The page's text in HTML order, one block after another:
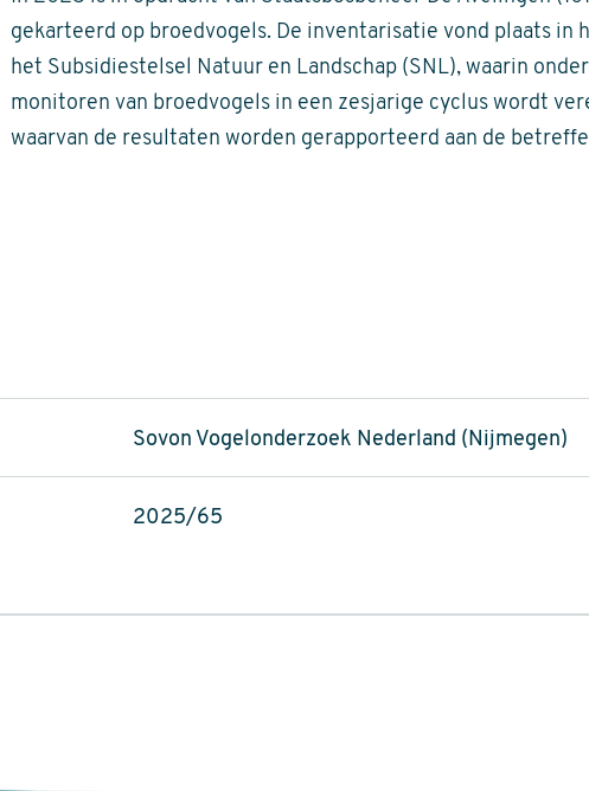
gekarteerd op broedvogels. De inventarisatie vond plaats in
het Subsidiestelsel Natuur en Landschap (SNL), waarin
monitoren van broedvogels in een zesjarige cyclus wordt
waarvan de resultaten worden gerapporteerd aan de
Sovon Vogelonderzoek Nederland (Nijmegen)
2025/65